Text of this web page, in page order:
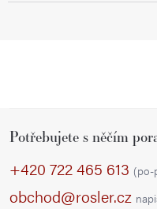
Potřebujete s něčím
+420 722 465 613 (po-
obchod@rosler.cz